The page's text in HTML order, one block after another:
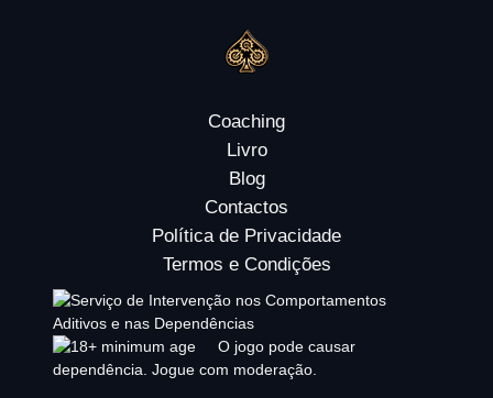
Coaching
Livro
Blog
Contactos
Política de Privacidade
Termos e Condições
O jogo pode causar
dependência. Jogue com moderação.